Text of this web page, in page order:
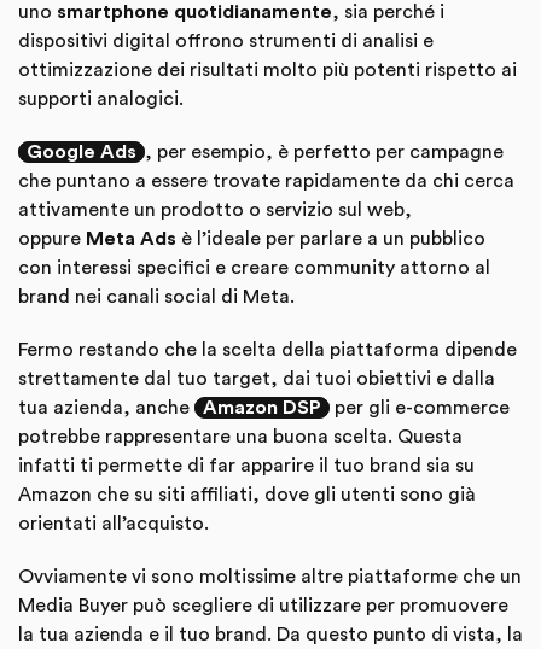
uno smartphone quotidianamente, sia perché i
dispositivi digital offrono strumenti di analisi e
ottimizzazione dei risultati molto più potenti rispetto ai
supporti analogici.
Google Ads , per esempio, è perfetto per campagne
che puntano a essere trovate rapidamente da chi cerca
attivamente un prodotto o servizio sul web,
oppure Meta Ads è l’ideale per parlare a un pubblico
con interessi specifici e creare community attorno al
brand nei canali social di Meta.
Fermo restando che la scelta della piattaforma dipende
strettamente dal tuo target, dai tuoi obiettivi e dalla
tua azienda, anche
Amazon DSP
per gli e-commerce
potrebbe rappresentare una buona scelta. Questa
infatti ti permette di far apparire il tuo brand sia su
Amazon che su siti affiliati, dove gli utenti sono già
orientati all’acquisto.
Ovviamente vi sono moltissime altre piattaforme che un
Media Buyer può scegliere di utilizzare per promuovere
la tua azienda e il tuo brand. Da questo punto di vista, la